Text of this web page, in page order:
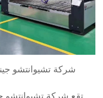
شركة تشيوانتشو